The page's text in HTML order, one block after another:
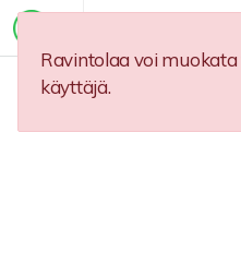
Ravintolaa voi
käyttäjä.